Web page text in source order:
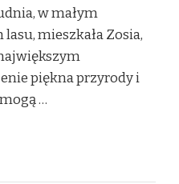
w małym
mieszkała Zosia,
piękna przyrody i
…